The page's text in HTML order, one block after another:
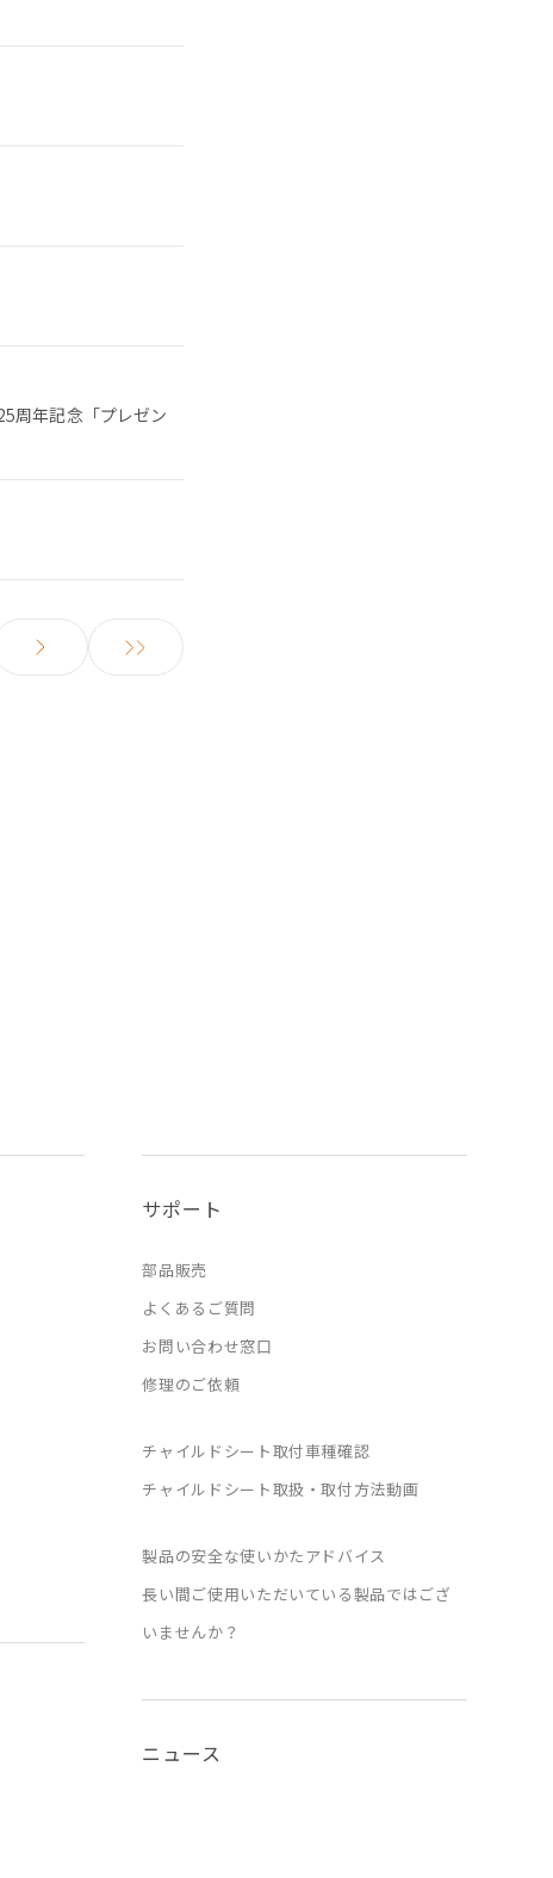
周年記念「プレゼン
サポート
部品販売
よくあるご質問
お問い合わせ窓口
修理のご依頼
チャイルドシート取付車種確認
チャイルドシート取扱・取付方法動画
製品の安全な使いかたアドバイス
長い間ご使用いただいている製品ではござ
いませんか？
ニュース